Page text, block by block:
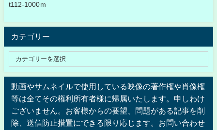
t112-1000ｍ
カテゴリー
動画やサムネイルで使用している映像の著作権や肖像権
等は全てその権利所有者様に帰属いたします。申しわけ
ございません。お客様からの要望、問題がある記事を削
除、送信防止措置にできる限り応じます。お問い合わせ